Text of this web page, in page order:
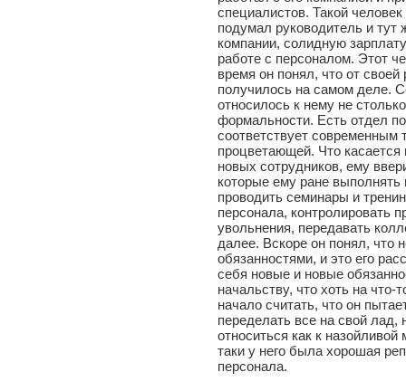
специалистов. Такой
подумал руководитель и
компании, солидную
работе с персоналом. Этот
время он понял, что от
получилось на самом деле.
относилось к нему не
формальности. Есть отдел
соответствует современным
процветающей. Что
новых сотрудников, ему
которые ему ране
проводить семинары и
персонала, контролировать
увольнения, передавать
далее. Вскоре он понял, что
обязанностями, и это его
себя новые и новые
начальству, что хоть на
начало считать, что он
переделать все на свой
относиться как к
таки у него была хорошая
персонала.